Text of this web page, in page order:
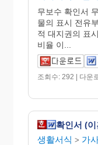
무보수 확인서
물의 표시 전유
적 대지권의 표
비율 이...
조회수: 292 | 다운
확인서 (
생활서식 > 가